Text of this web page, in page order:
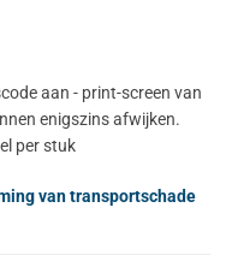
aan - print-screen van
enigszins afwijken.
per stuk
van transportschade